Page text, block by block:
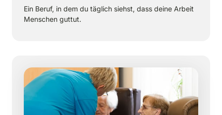
Ein Beruf, in dem du täglich siehst, dass deine Arbeit
Menschen guttut.